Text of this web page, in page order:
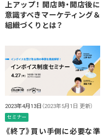
上アップ！ 開店時・開店後に
意識すべきマーケティング＆
組織づくりとは？
2023年4月13日 （2023年5月1日 更新）
セミナー
《終了》買い手側に必要な準